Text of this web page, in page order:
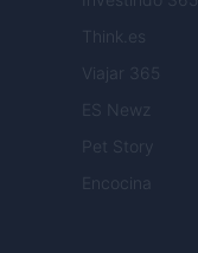
Think.es
Viajar 365
ES Newz
Pet Story
Encocina